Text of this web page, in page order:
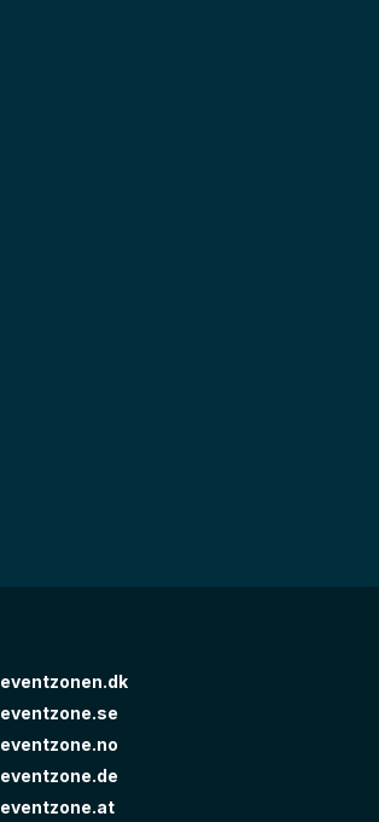
eventzonen.dk
eventzone.se
eventzone.no
eventzone.de
eventzone.at